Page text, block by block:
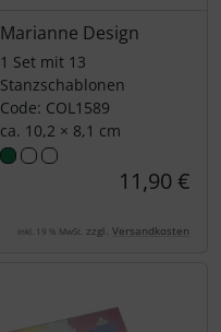
Marianne Design
1 Set mit 13
Stanzschablonen
Code: COL1589
ca. 10,2 × 8,1 cm
11,90 €
inkl. 19 % MwSt. zzgl. Versandkosten